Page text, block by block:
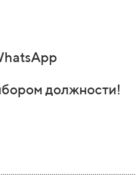
должности!